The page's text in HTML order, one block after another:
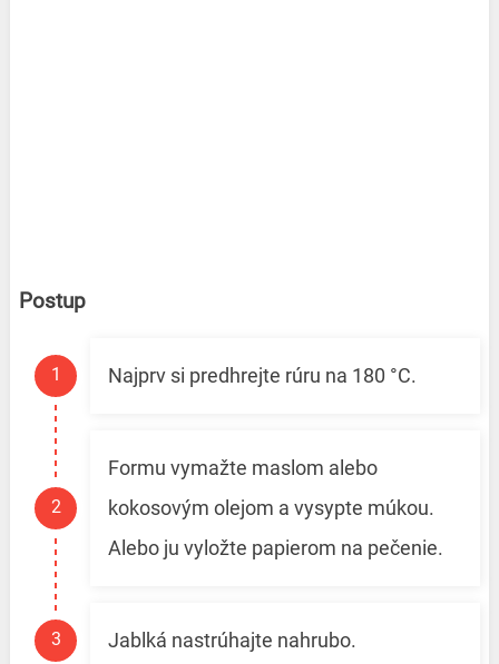
Postup
Najprv si predhrejte rúru na 180 °C.
Formu vymažte maslom alebo
kokosovým olejom a vysypte múkou.
Alebo ju vyložte papierom na pečenie.
Jablká nastrúhajte nahrubo.